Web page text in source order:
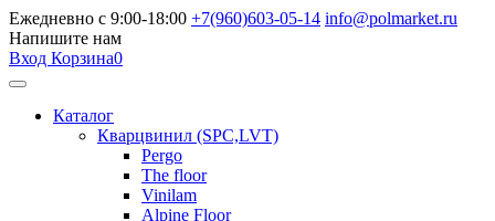
Ежедневно с 9:00-18:00 +7(960)603-05-14 info@polmarket.ru
Напишите нам
Вход Корзина0
Каталог
Кварцвинил (SPC,LVT)
Pergo
The floor
Vinilam
Alpine Floor